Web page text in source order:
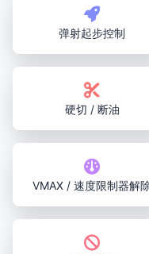
弹射起步控制
硬切 / 断油
VMAX / 速度限制器解